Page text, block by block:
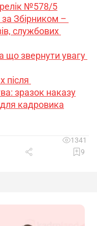
№578/5
Збірником –
службових
що звернути увагу
після
зразок наказу
кадровика
1341
9